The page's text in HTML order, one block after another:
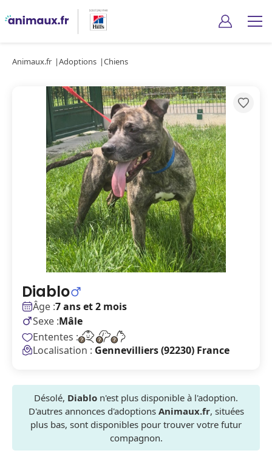
Animaux.fr Adoptions Chiens
Diablo
Âge :7 ans et 2 mois
Sexe :Mâle
Ententes :
Localisation : Gennevilliers (92230) France
Désolé, Diablo n'est plus disponible à l'adoption.
D'autres annonces d'adoptions Animaux.fr, situées
plus bas, sont disponibles pour trouver votre futur
compagnon.